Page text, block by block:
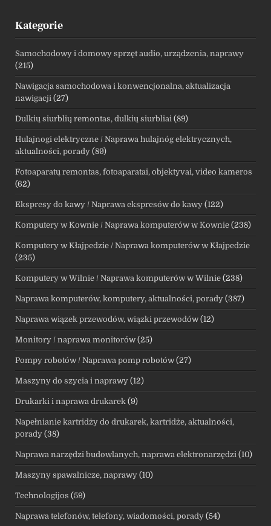
Kategorie
Samochodowy i domowy sprzęt audio, urządzenia, naprawy
(215)
Nawigacja samochodowa i konwencjonalna, aktualizacja
nawigacji (27)
Dulkių siurblių remontas, dulkių siurbliai (89)
Hulajnogi elektryczne / Naprawa hulajnóg elektrycznych,
aktualności, porady (89)
Fotoaparatų remontas, fotoaparatai, objektyvai, video kameros
(62)
Ekspresy do kawy / Naprawa ekspresów do kawy (122)
Komputery w Kownie / Naprawa komputerów w Kownie (238)
Komputery w Kłajpedzie / Naprawa komputerów w Kłajpedzie
(235)
Komputery w Wilnie / Naprawa komputerów w Wilnie (238)
Naprawa komputerów, komputery, aktualności, porady (387)
Naprawa wiązek przewodów, wiązki przewodów (12)
Monitory / naprawa monitorów (25)
Pompy robotów / Naprawa pomp robotów (27)
Maszyny do szycia i naprawy (12)
Drukarki i naprawa drukarek (9)
Napełnianie kartridży do drukarek, kartridże, aktualności,
porady (38)
Naprawa narzędzi budowlanych, naprawa elektronarzędzi (10)
Maszyny spawalnicze, naprawy (10)
Technologijos (59)
Naprawa telefonów, telefony, wiadomości, porady (54)